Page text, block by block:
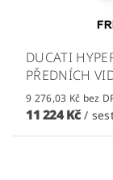
DUCATI
PŘEDNÍCH
9 276,03 Kč
11 224 Kč/